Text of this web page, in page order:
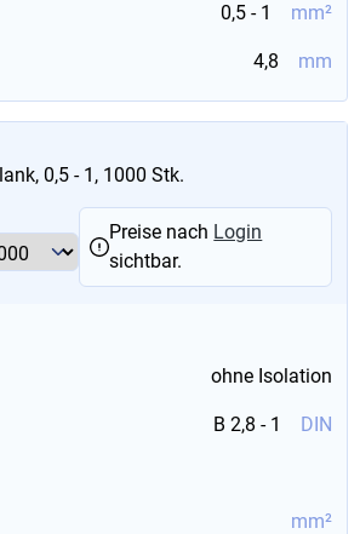
0,5 - 1 mm²
4,8 mm
0,5 - 1, 1000 Stk.
ohne Isolation
B 2,8 - 1 DIN
mm²
Preise nach Login
sichtbar.